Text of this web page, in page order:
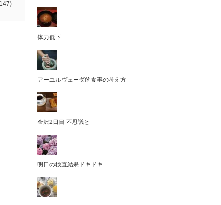
体力低下
アーユルヴェーダ的食事の考え方
金沢2日目 不思議と
明日の検査結果ドキドキ